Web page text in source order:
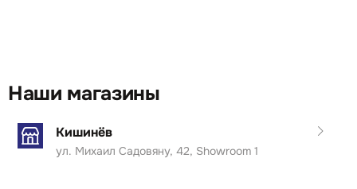
Наши магазины
Кишинёв
ул. Михаил Садовяну, 42, Showroom 1